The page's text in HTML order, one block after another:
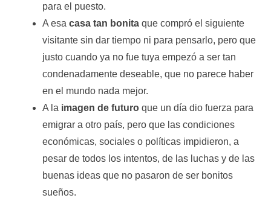
para el puesto.
A esacasa tan bonita que compró el siguiente
visitante sin dar tiempo ni para pensarlo, pero que
justo cuando ya no fue tuya empezó a ser tan
condenadamente deseable, que no parece haber
en el mundo nada mejor.
A la imagen de futuro que un día dio fuerza para
emigrar a otro país, pero que las condiciones
económicas, sociales o políticas impidieron, a
pesar de todos los intentos, de las luchas y de las
buenas ideas que no pasaron de ser bonitos
sueños.